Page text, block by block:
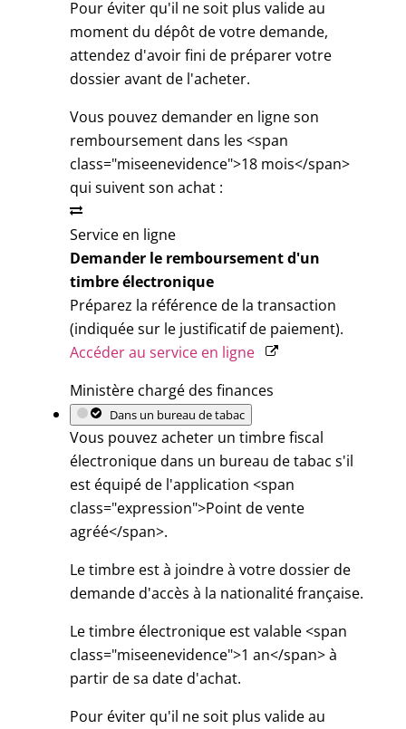
Pour éviter qu'il ne soit plus valide au
moment du dépôt de votre demande,
attendez d'avoir fini de préparer votre
dossier avant de l'acheter.
Vous pouvez demander en ligne son
remboursement dans les <span
class="miseenevidence">18 mois</span>
qui suivent son achat :
Service en ligne
Demander le remboursement d'un
timbre électronique
Préparez la référence de la transaction
(indiquée sur le justificatif de paiement).
Accéder au service en ligne
Ministère chargé des finances
Dans un bureau de tabac
Vous pouvez acheter un timbre fiscal
électronique dans un bureau de tabac s'il
est équipé de l'application <span
class="expression">Point de vente
agréé</span>.
Le timbre est à joindre à votre dossier de
demande d'accès à la nationalité française.
Le timbre électronique est valable <span
class="miseenevidence">1 an</span> à
partir de sa date d'achat.
Pour éviter qu'il ne soit plus valide au